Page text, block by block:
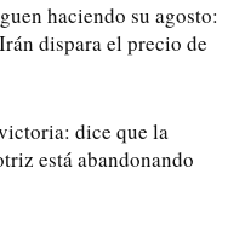
haciendo su agosto:
dispara el precio de
dice que la
está abandonando